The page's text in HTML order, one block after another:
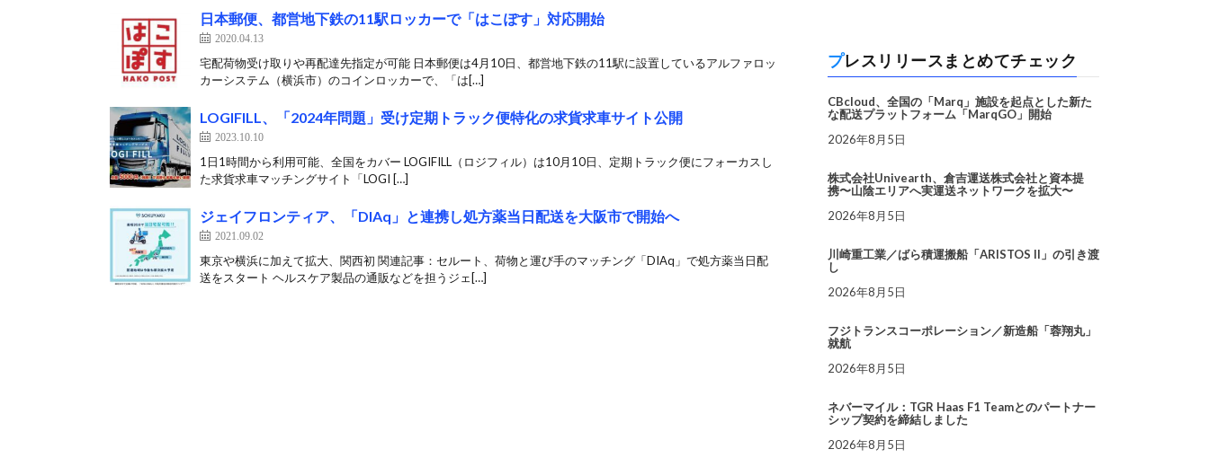
日本郵便、都営地下鉄の11駅ロッカーで「はこぽす」対応開始
2020.04.13
宅配荷物受け取りや再配達先指定が可能 日本郵便は4月10日、都営地下鉄の11駅に設置しているアルファロッ
カーシステム（横浜市）のコインロッカーで、「は[…]
LOGIFILL、「2024年問題」受け定期トラック便特化の求貨求車サイト公開
2023.10.10
1日1時間から利用可能、全国をカバー LOGIFILL（ロジフィル）は10月10日、定期トラック便にフォーカスし
た求貨求車マッチングサイト「LOGI […]
ジェイフロンティア、「DIAq」と連携し処方薬当日配送を大阪市で開始へ
2021.09.02
東京や横浜に加えて拡大、関西初 関連記事：セルート、荷物と運び手のマッチング「DIAq」で処方薬当日配
送をスタート ヘルスケア製品の通販などを担うジェ[…]
プレスリリースまとめてチェック
CBcloud、全国の「Marq」施設を起点とした新た
な配送プラットフォーム「MarqGO」開始
2026年8月5日
株式会社Univearth、倉吉運送株式会社と資本提
携〜山陰エリアへ実運送ネットワークを拡大〜
2026年8月5日
川崎重工業／ばら積運搬船「ARISTOS II」の引き渡
し
2026年8月5日
フジトランスコーポレーション／新造船「蓉翔丸」
就航
2026年8月5日
ネバーマイル：TGR Haas F1 Teamとのパートナー
シップ契約を締結しました
2026年8月5日